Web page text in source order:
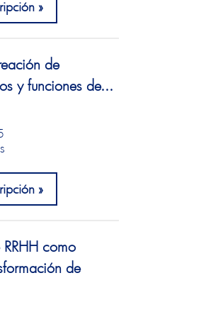
de
y funciones de...
como
de